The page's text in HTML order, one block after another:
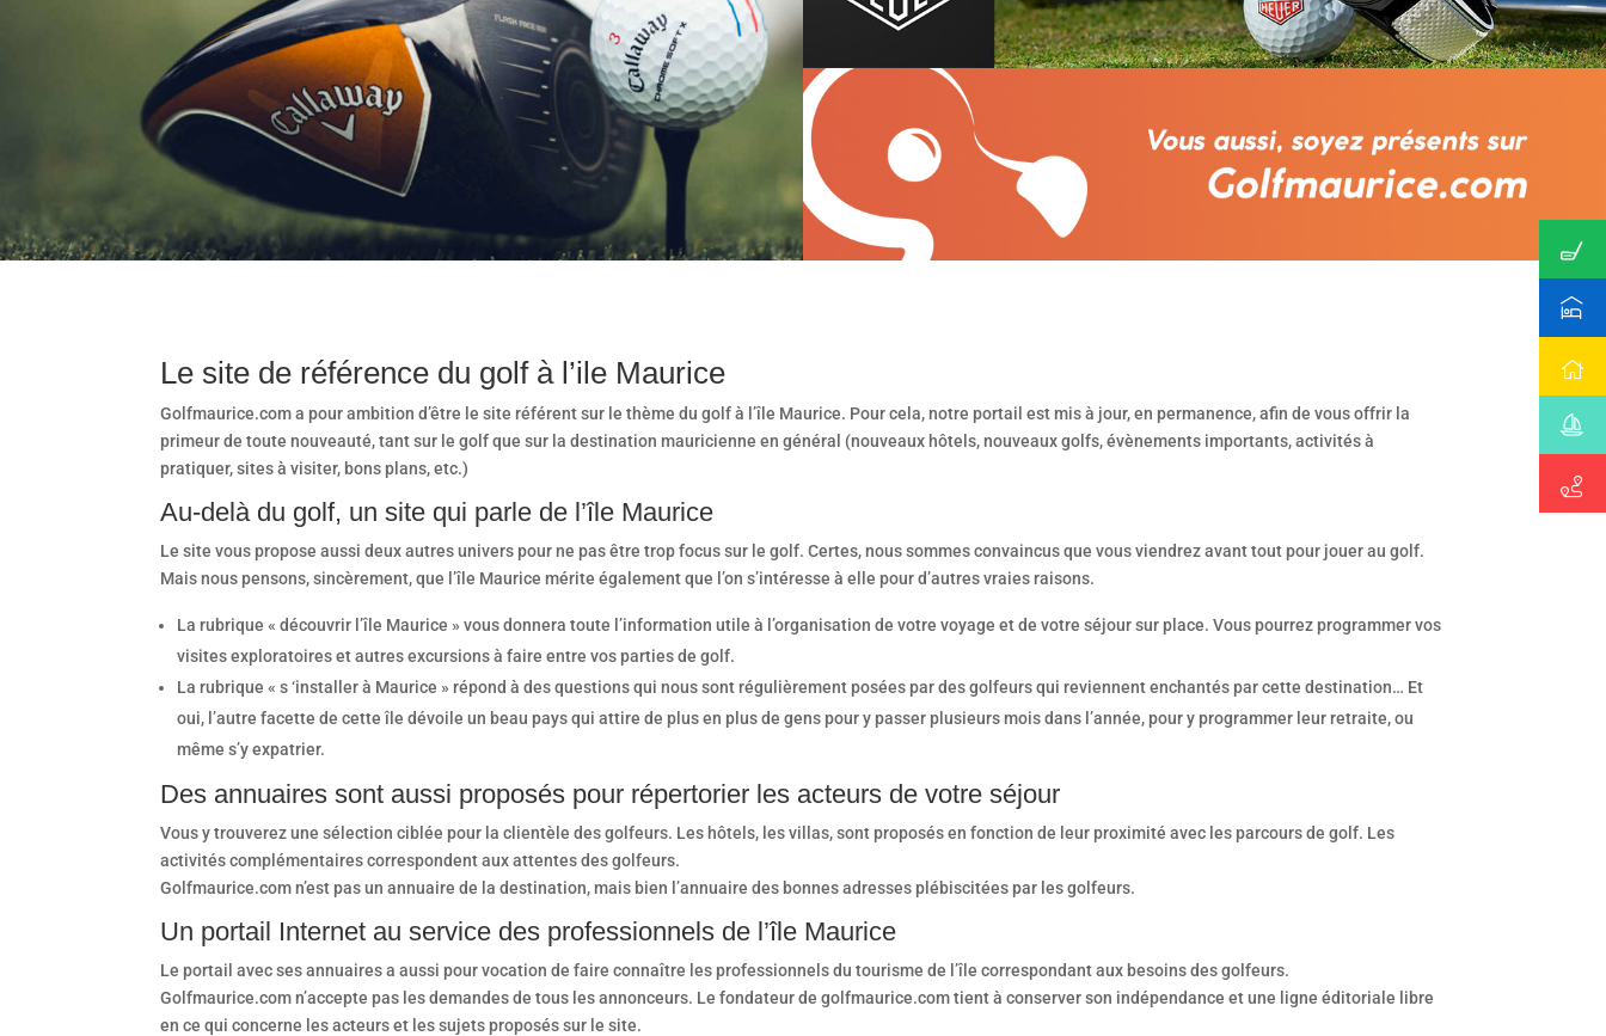
Le site de référence du golf à l’ile Maurice
Golfmaurice.com a pour ambition d’être le site référent sur le thème du golf à l’île Maurice. Pour cela, notre portail est mis à jour, en permanence, afin de vous offrir la
primeur de toute nouveauté, tant sur le golf que sur la destination mauricienne en général (nouveaux hôtels, nouveaux golfs, évènements importants, activités à
pratiquer, sites à visiter, bons plans, etc.)
Au-delà du golf, un site qui parle de l’île Maurice
Le site vous propose aussi deux autres univers pour ne pas être trop focus sur le golf. Certes, nous sommes convaincus que vous viendrez avant tout pour jouer au golf.
Mais nous pensons, sincèrement, que l’île Maurice mérite également que l’on s’intéresse à elle pour d’autres vraies raisons.
La rubrique « découvrir l’île Maurice » vous donnera toute l’information utile à l’organisation de votre voyage et de votre séjour sur place. Vous pourrez programmer vos
visites exploratoires et autres excursions à faire entre vos parties de golf.
La rubrique « s ‘installer à Maurice » répond à des questions qui nous sont régulièrement posées par des golfeurs qui reviennent enchantés par cette destination… Et
oui, l’autre facette de cette île dévoile un beau pays qui attire de plus en plus de gens pour y passer plusieurs mois dans l’année, pour y programmer leur retraite, ou
même s’y expatrier.
Des annuaires sont aussi proposés pour répertorier les acteurs de votre séjour
Vous y trouverez une sélection ciblée pour la clientèle des golfeurs. Les hôtels, les villas, sont proposés en fonction de leur proximité avec les parcours de golf. Les
activités complémentaires correspondent aux attentes des golfeurs.
Golfmaurice.com n’est pas un annuaire de la destination, mais bien l’annuaire des bonnes adresses plébiscitées par les golfeurs.
Un portail Internet au service des professionnels de l’île Maurice
Le portail avec ses annuaires a aussi pour vocation de faire connaître les professionnels du tourisme de l’île correspondant aux besoins des golfeurs.
Golfmaurice.com n’accepte pas les demandes de tous les annonceurs. Le fondateur de golfmaurice.com tient à conserver son indépendance et une ligne éditoriale libre
en ce qui concerne les acteurs et les sujets proposés sur le site.